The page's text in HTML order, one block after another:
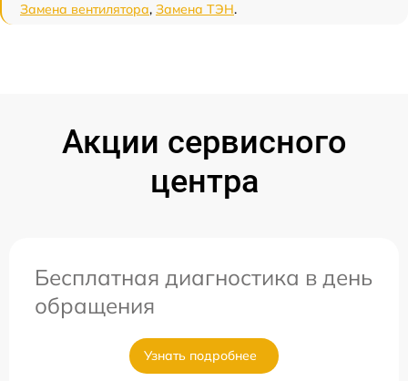
Замена вентилятора, Замена ТЭН.
Акции сервисного
центра
Бесплатная диагностика в день
обращения
Узнать подробнее